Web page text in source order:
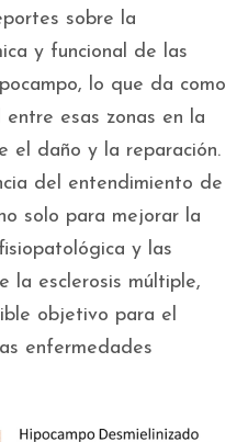
sobre la
y funcional de las
lo que da como
esas zonas en la
el daño y la reparación.
del entendimiento de
solo para mejorar la
y las
la esclerosis múltiple,
objetivo para el
enfermedades